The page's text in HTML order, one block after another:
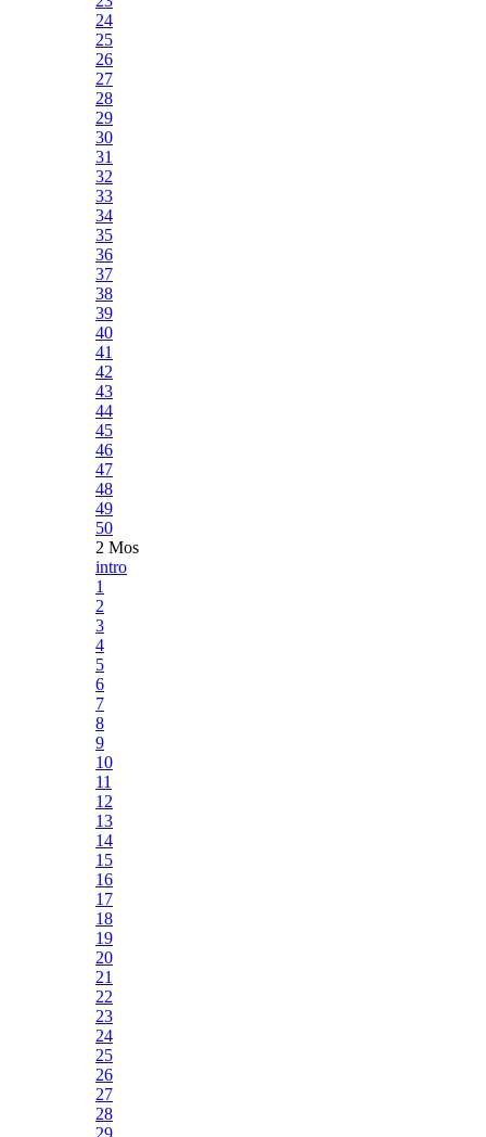
24
25
26
27
28
29
30
31
32
33
34
35
36
37
38
39
40
41
42
43
44
45
46
47
48
49
50
2 Mos
intro
1
2
3
4
5
6
7
8
9
10
11
12
13
14
15
16
17
18
19
20
21
22
23
24
25
26
27
28
29